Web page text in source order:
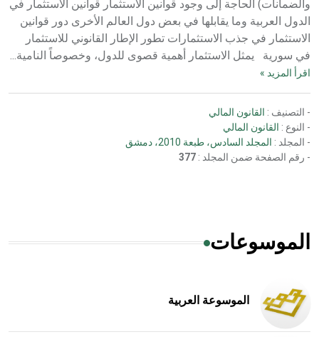
والضمانات) الحاجة إلى وجود قوانين الاستثمار قوانين الاستثمار في
الدول العربية وما يقابلها في بعض دول العالم الأخرى دور قوانين
الاستثمار في جذب الاستثمارات تطور الإطار القانوني للاستثمار
في سورية يمثل الاستثمار أهمية قصوى للدول، وخصوصاً النامية...
اقرأ المزيد »
- التصنيف : القانون المالي
- النوع : القانون المالي
- المجلد : المجلد السادس، طبعة 2010، دمشق
- رقم الصفحة ضمن المجلد : 377
الموسوعات
الموسوعة العربية